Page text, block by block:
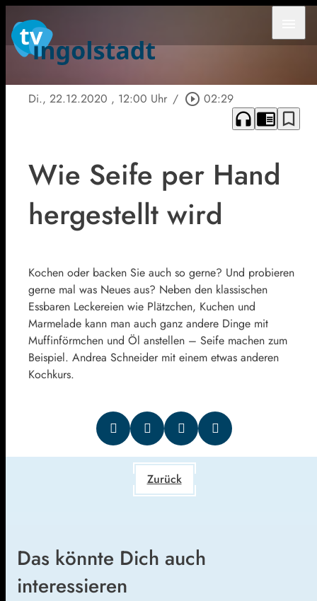
Di., 22.12.2020 , 12:00 Uhr / play_circle_outline 02:29
headphones chrome_reader_mode bookmark_border
Wie Seife per Hand
hergestellt wird
Kochen oder backen Sie auch so gerne? Und probieren
gerne mal was Neues aus? Neben den klassischen
Essbaren Leckereien wie Plätzchen, Kuchen und
Marmelade kann man auch ganz andere Dinge mit
Muffinförmchen und Öl anstellen – Seife machen zum
Beispiel. Andrea Schneider mit einem etwas anderen
Kochkurs.
Zurück
Das könnte Dich auch
interessieren